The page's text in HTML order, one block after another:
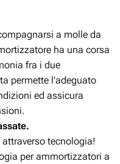
a molle da
ha una corsa
fra i due
permette l'adeguato
ed assicura
tecnologia!
per ammortizzatori a